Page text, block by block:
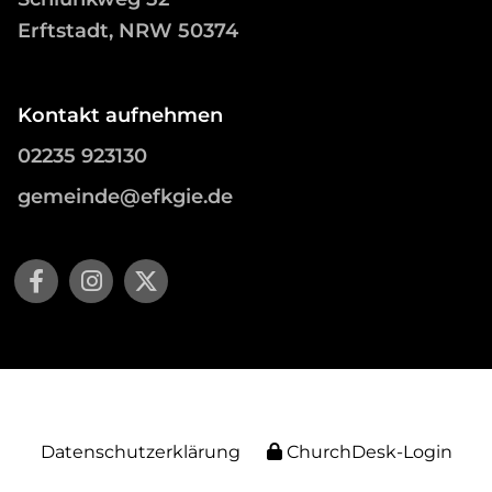
Erftstadt, NRW 50374
Kontakt aufnehmen
02235 923130
gemeinde@efkgie.de
Datenschutzerklärung ChurchDesk-Login